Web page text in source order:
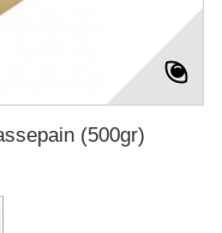
(500gr)